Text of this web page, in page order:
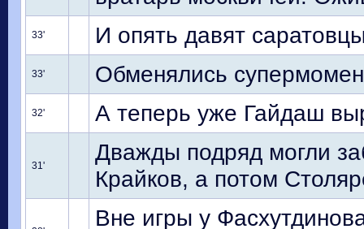
33' И опять давят
33' Обменялись
32' А теперь уже Гайдаш
31'
Дважды подряд могли
Крайков, а потом
Вне игры у